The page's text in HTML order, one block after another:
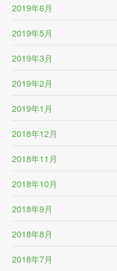
2019年6月
2019年5月
2019年3月
2019年2月
2019年1月
2018年12月
2018年11月
2018年10月
2018年9月
2018年8月
2018年7月